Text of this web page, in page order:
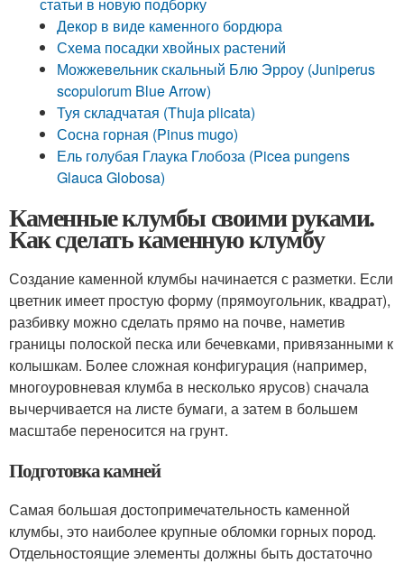
Декор в виде каменного бордюра
Схема посадки хвойных растений
Можжевельник скальный Блю Эрроу (Juniperus
scopulorum Blue Arrow)
Туя складчатая (Thuja plicata)
Сосна горная (Pinus mugo)
Ель голубая Глаука Глобоза (Picea pungens
Glauca Globosa)
Каменные клумбы своими руками.
Как сделать каменную клумбу
Создание каменной клумбы начинается с разметки. Если
цветник имеет простую форму (прямоугольник, квадрат),
разбивку можно сделать прямо на почве, наметив
границы полоской песка или бечевками, привязанными к
колышкам. Более сложная конфигурация (например,
многоуровневая клумба в несколько ярусов) сначала
вычерчивается на листе бумаги, а затем в большем
масштабе переносится на грунт.
Подготовка камней
Самая большая достопримечательность каменной
клумбы, это наиболее крупные обломки горных пород.
Отдельностоящие элементы должны быть достаточно